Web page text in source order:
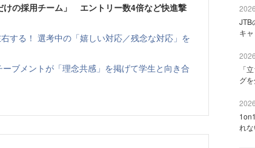
けの採用チーム」 エントリー数4倍など快進撃
する！ 選考中の「嬉しい対応／残念な対応」を
ブメントが「理念共感」を掲げて学生と向き合
JTB
キ
「
グ
れ